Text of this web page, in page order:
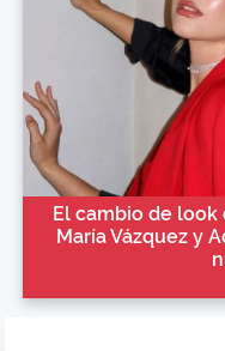
El cambio de look
María Vázquez y